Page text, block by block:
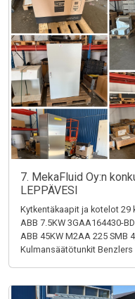
7. MekaFluid Oy:n
LEPPÄVESI
Kytkentäkaapit ja kotelot
ABB 7.5KW 3GAA164430-
ABB 45KW M2AA 225 SMB
Kulmansäätötunkit